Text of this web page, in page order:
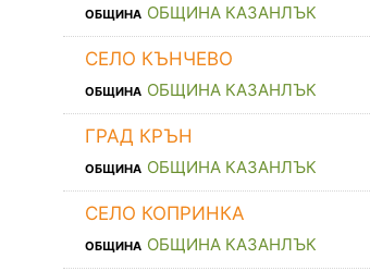
ОБЩИНА ОБЩИНА КАЗАНЛЪК
СЕЛО КЪНЧЕВО
ОБЩИНА ОБЩИНА КАЗАНЛЪК
ГРАД КРЪН
ОБЩИНА ОБЩИНА КАЗАНЛЪК
СЕЛО КОПРИНКА
ОБЩИНА ОБЩИНА КАЗАНЛЪК